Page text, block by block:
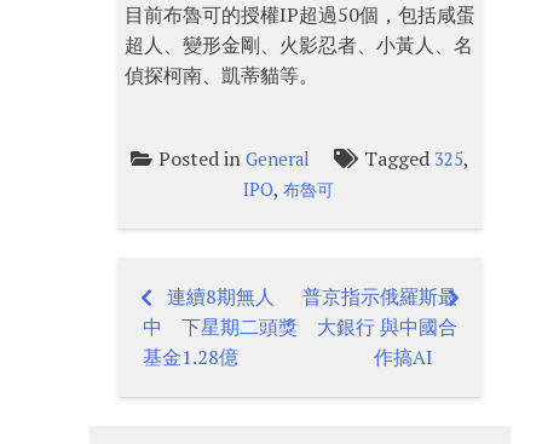
目前布魯可的授權IP超過50個，包括咸蛋
超人、變形金剛、火影忍者、小黃人、名
偵探柯南、凱蒂貓等。
Posted inGeneral Tagged 325,
IPO, 布魯可
Post
navigation
連續8期無人
中 下星期二頭獎
基金1.28億
普京指示俄羅斯最
大銀行 與中國合
作搞AI